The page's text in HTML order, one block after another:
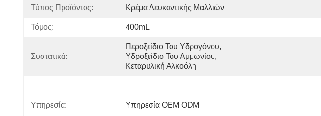
Τύπος Προϊόντος: Κρέμα Λευκαντικής Μαλλιών
Τόμος: 400mL
Συστατικά:
Περοξείδιο Του Υδρογόνου,
Υδροξείδιο Του Αμμωνίου,
Κεταρυλική Αλκοόλη
Υπηρεσία: Υπηρεσία OEM ODM